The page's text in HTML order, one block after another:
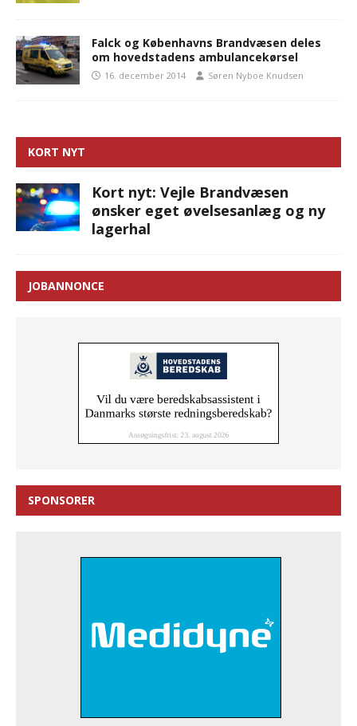
Falck og Københavns Brandvæsen deles
om hovedstadens ambulancekørsel
16. december 2014 Søren Nyboe Knudsen
KORT NYT
Kort nyt: Vejle Brandvæsen
ønsker eget øvelsesanlæg og ny
lagerhal
JOBANNONCE
SPONSORER